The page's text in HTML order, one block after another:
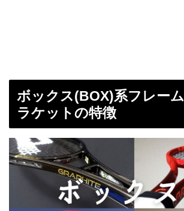
ボックス(BOX)系フレー
ラケットの特徴